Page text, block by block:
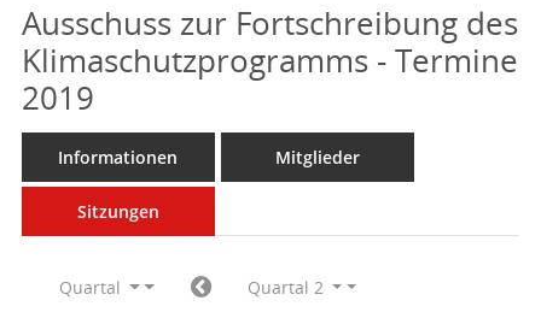
Ausschuss zur Fortschreibung des
Klimaschutzprogramms - Termine
2019
Informationen Mitglieder
Sitzungen
Quartal
Quartal 2